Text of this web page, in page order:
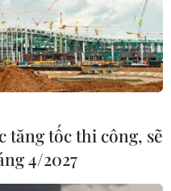
tăng tốc thi công, sẽ
4/2027